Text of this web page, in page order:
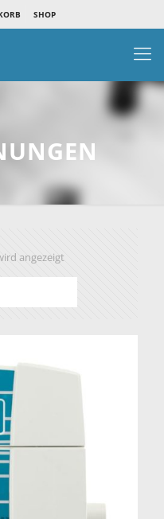
SHOP
angezeigt